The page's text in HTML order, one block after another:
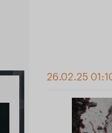
26.02.25